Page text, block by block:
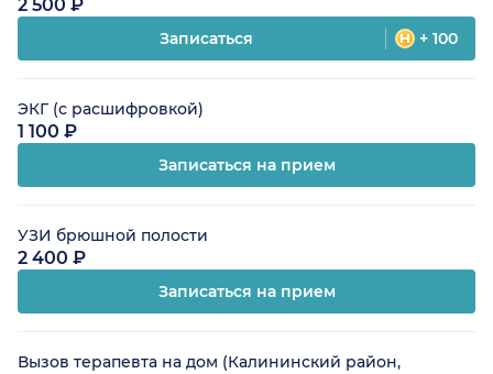
2 500 ₽
Записаться + 100
ЭКГ (с расшифровкой)
1 100 ₽
Записаться на прием
УЗИ брюшной полости
2 400 ₽
Записаться на прием
Вызов терапевта на дом (Калининский район,